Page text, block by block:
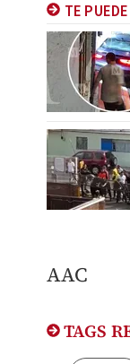
TE
AAC
TAGS